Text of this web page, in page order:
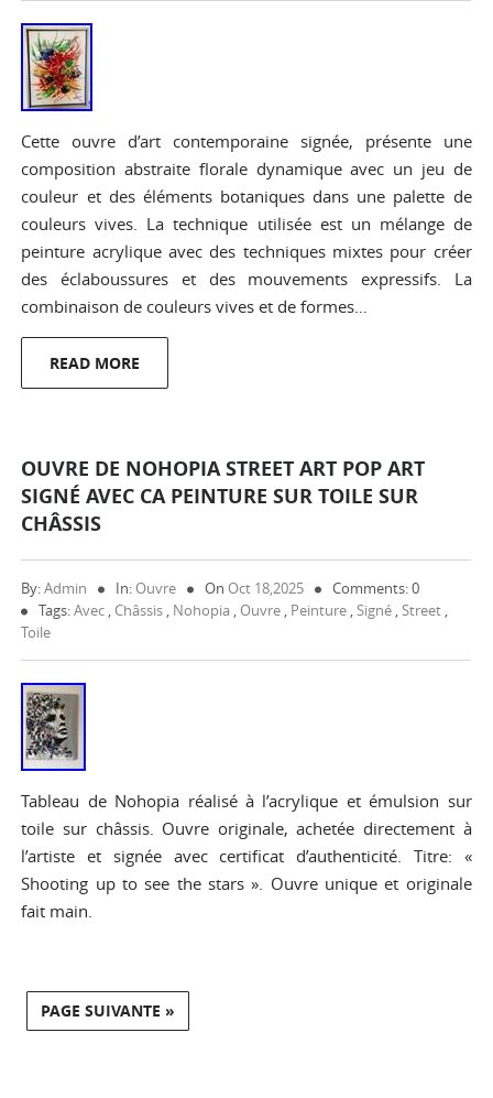
Cette ouvre d’art contemporaine signée, présente une
composition abstraite florale dynamique avec un jeu de
couleur et des éléments botaniques dans une palette de
couleurs vives. La technique utilisée est un mélange de
peinture acrylique avec des techniques mixtes pour créer
des éclaboussures et des mouvements expressifs. La
combinaison de couleurs vives et de formes…
READ MORE
OUVRE DE NOHOPIA STREET ART POP ART
SIGNÉ AVEC CA PEINTURE SUR TOILE SUR
CHÂSSIS
By:Admin In: Ouvre On Oct 18,2025
Comments: 0
Tags:Avec , Châssis , Nohopia , Ouvre , Peinture ,Signé ,Street ,
Toile
Tableau de Nohopia réalisé à l’acrylique et émulsion sur
toile sur châssis. Ouvre originale, achetée directement à
l’artiste et signée avec certificat d’authenticité. Titre: «
Shooting up to see the stars ». Ouvre unique et originale
fait main.
PAGE SUIVANTE »